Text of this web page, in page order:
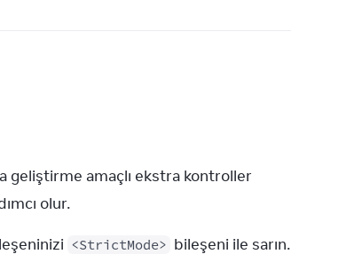
geliştirme amaçlı ekstra kontroller
olur.
<StrictMode> bileşeni ile sarın.